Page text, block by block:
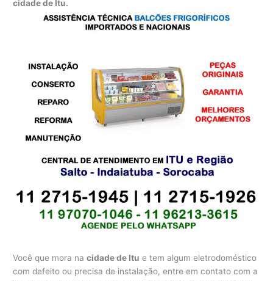
cidade de Itu.
Você que mora nacidade de Itu e tem algum eletrodoméstico
com defeito ou precisa de instalação, entre em contato com a